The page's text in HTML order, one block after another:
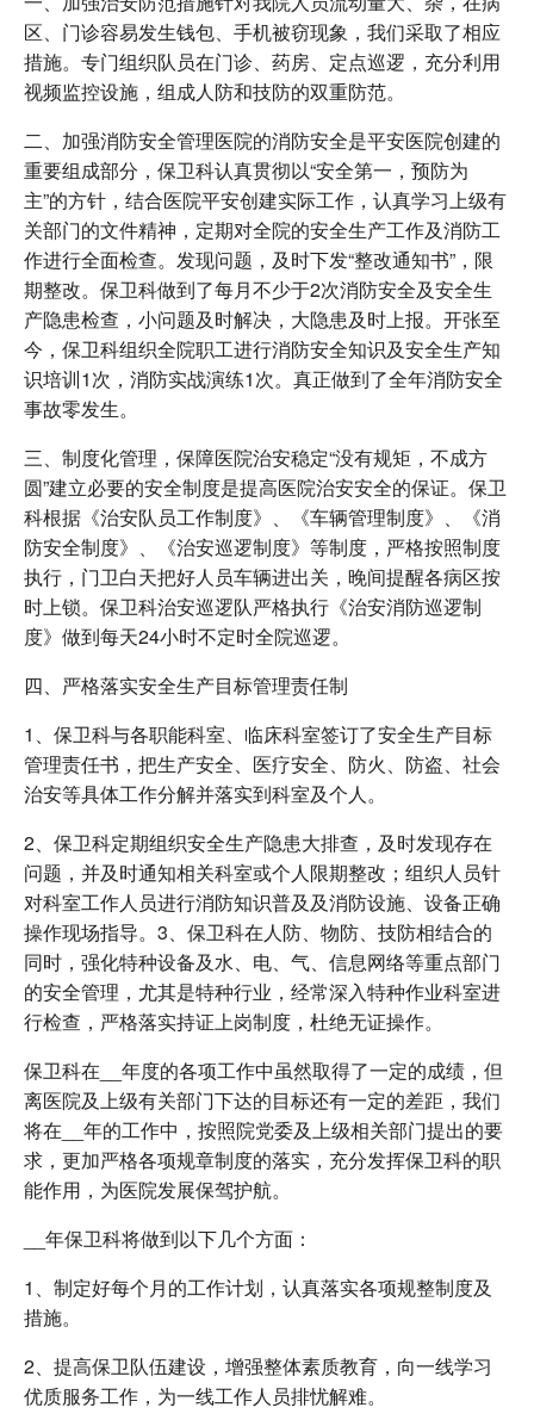
区、门诊容易发生钱包、手机被窃现象，我们采取了相应
措施。专门组织队员在门诊、药房、定点巡逻，充分利用
视频监控设施，组成人防和技防的双重防范。
二、加强消防安全管理医院的消防安全是平安医院创建的
重要组成部分，保卫科认真贯彻以“安全第一，预防为
主”的方针，结合医院平安创建实际工作，认真学习上级有
关部门的文件精神，定期对全院的安全生产工作及消防工
作进行全面检查。发现问题，及时下发“整改通知书”，限
期整改。保卫科做到了每月不少于2次消防安全及安全生
产隐患检查，小问题及时解决，大隐患及时上报。开张至
今，保卫科组织全院职工进行消防安全知识及安全生产知
识培训1次，消防实战演练1次。真正做到了全年消防安全
事故零发生。
三、制度化管理，保障医院治安稳定“没有规矩，不成方
圆”建立必要的安全制度是提高医院治安安全的保证。保卫
科根据《治安队员工作制度》、《车辆管理制度》、《消
防安全制度》、《治安巡逻制度》等制度，严格按照制度
执行，门卫白天把好人员车辆进出关，晚间提醒各病区按
时上锁。保卫科治安巡逻队严格执行《治安消防巡逻制
度》做到每天24小时不定时全院巡逻。
四、严格落实安全生产目标管理责任制
1、保卫科与各职能科室、临床科室签订了安全生产目标
管理责任书，把生产安全、医疗安全、防火、防盗、社会
治安等具体工作分解并落实到科室及个人。
2、保卫科定期组织安全生产隐患大排查，及时发现存在
问题，并及时通知相关科室或个人限期整改；组织人员针
对科室工作人员进行消防知识普及及消防设施、设备正确
操作现场指导。3、保卫科在人防、物防、技防相结合的
同时，强化特种设备及水、电、气、信息网络等重点部门
的安全管理，尤其是特种行业，经常深入特种作业科室进
行检查，严格落实持证上岗制度，杜绝无证操作。
保卫科在__年度的各项工作中虽然取得了一定的成绩，但
离医院及上级有关部门下达的目标还有一定的差距，我们
将在__年的工作中，按照院党委及上级相关部门提出的要
求，更加严格各项规章制度的落实，充分发挥保卫科的职
能作用，为医院发展保驾护航。
__年保卫科将做到以下几个方面：
1、制定好每个月的工作计划，认真落实各项规整制度及
措施。
2、提高保卫队伍建设，增强整体素质教育，向一线学习
优质服务工作，为一线工作人员排忧解难。